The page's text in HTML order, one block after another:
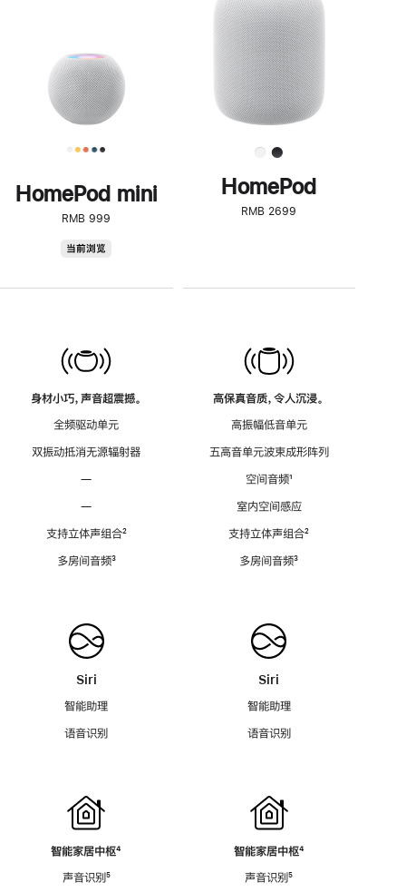
HomePod mini
RMB 999
当前浏览
身材小巧，声音超震撼。
全频驱动单元
双振动抵消无源辐射器
—
—
支持立体声组合脚
²
多房间音频脚
³
Siri
智能助理
语音识别
智能家居中枢脚
⁴
声音识别脚
⁵
了
解
HomePod<
HomePod
RMB 2699
高保真音质，令人沉浸。
高振幅低音单元
五高音单元波束成形阵列
空间音频脚
¹
室内空间感应
支持立体声组合脚
²
多房间音频脚
³
Siri
智能助理
语音识别
智能家居中枢脚
⁴
声音识别脚
⁵